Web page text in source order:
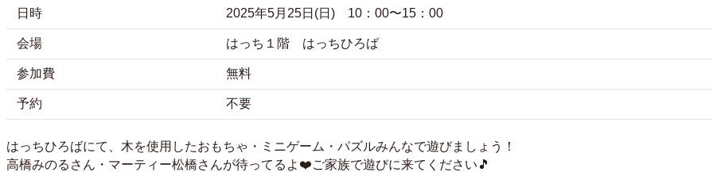
日時 2025年5月25日(日) 10：00〜15：00
会場 はっち１階 はっちひろば
参加費 無料
予約 不要
はっちひろばにて、木を使用したおもちゃ・ミニゲーム・パズルみんなで遊びましょう！
高橋みのるさん・マーティー松橋さんが待ってるよ❤️ご家族で遊びに来てください🎵